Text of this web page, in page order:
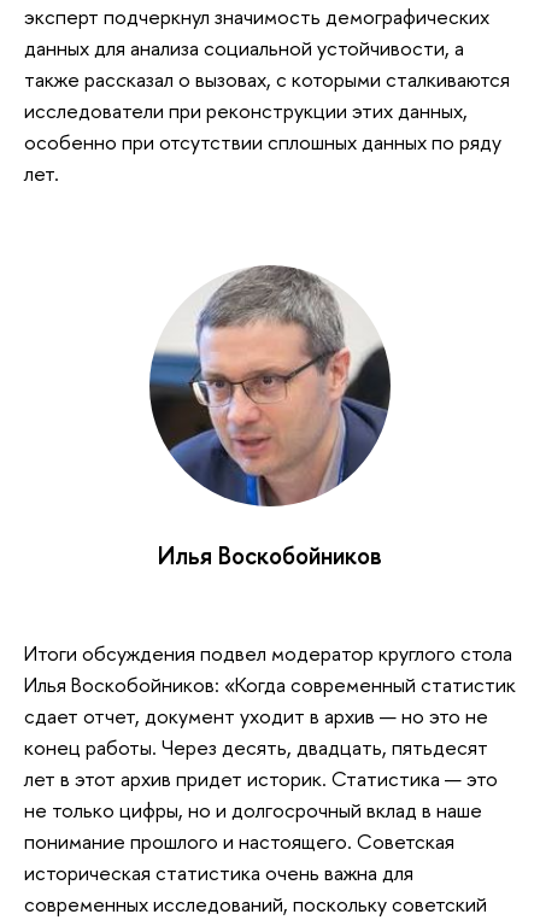
эксперт подчеркнул значимость демографических
данных для анализа социальной устойчивости, а
также рассказал о вызовах, с которыми сталкиваются
исследователи при реконструкции этих данных,
особенно при отсутствии сплошных данных по ряду
лет.
Илья Воскобойников
Итоги обсуждения подвел модератор круглого стола
Илья Воскобойников: «Когда современный статистик
сдает отчет, документ уходит в архив — но это не
конец работы. Через десять, двадцать, пятьдесят
лет в этот архив придет историк. Статистика — это
не только цифры, но и долгосрочный вклад в наше
понимание прошлого и настоящего. Советская
историческая статистика очень важна для
современных исследований, поскольку советский